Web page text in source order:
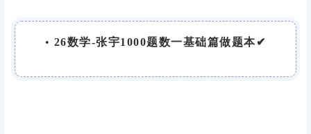
• 26数学-张宇1000题数一基础篇做题本✔